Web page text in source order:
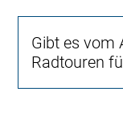
Gibt es vom
Radtouren